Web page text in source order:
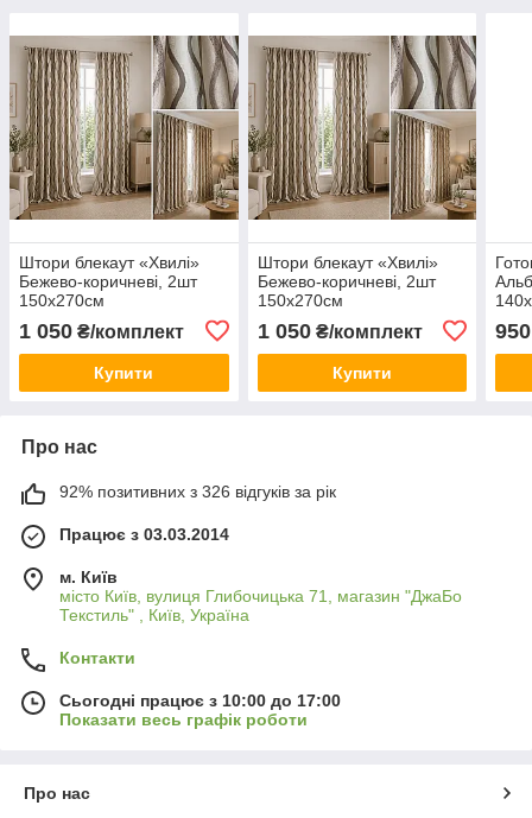
Штори блекаут «Хвилі»
Бежево-коричневі, 2шт
150х270см
1 050 ₴/комплект
Купити
Штори блекаут «Хвилі»
Бежево-коричневі, 2шт
150х270см
1 050₴/комплект
Купити
950
Про нас
92% позитивних з 326 відгуків за рік
Працює з 03.03.2014
м. Київ
місто Київ, вулиця Глибочицька 71, магазин "ДжаБо
Текстиль" , Київ, Україна
Контакти
Сьогодні працює з 10:00 до 17:00
Показати весь графік роботи
Про нас